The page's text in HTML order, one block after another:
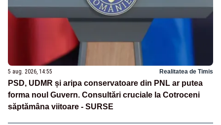
5 aug. 2026, 14:55 Realitatea de Timis
PSD, UDMR și aripa conservatoare din PNL ar putea
forma noul Guvern. Consultări cruciale la Cotroceni
săptămâna viitoare - SURSE